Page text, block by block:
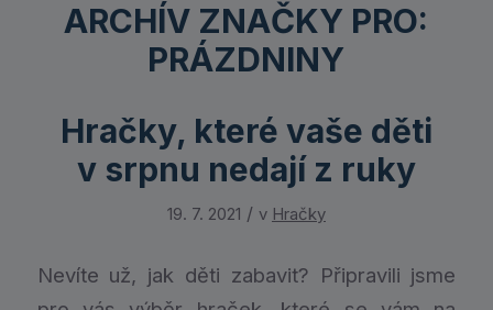
ARCHÍV ZNAČKY PRO:
PRÁZDNINY
Hračky, které vaše děti
v srpnu nedají z ruky
19. 7. 2021 / v Hračky
Nevíte už, jak děti zabavit? Připravili jsme